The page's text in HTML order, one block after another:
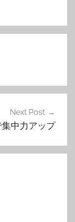
Next Post
中力アップ